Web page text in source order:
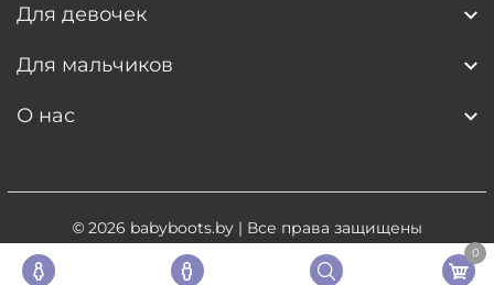
0
Для девочек
Для мальчиков
О нас
© 2026 babyboots.by| Все права защищены
Разработка сайта - 5digital.by